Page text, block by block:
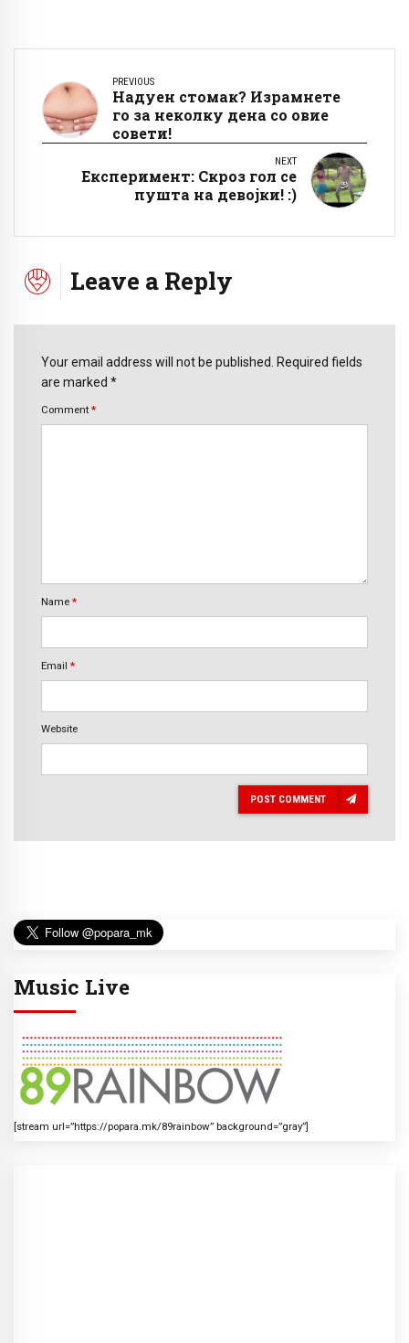
PREVIOUS
Надуен стомак? Израмнете
го за неколку дена со овие
совети!
NEXT
Експеримент: Скроз гол се
пушта на девојки! :)
Leave a Reply
Your email address will not be published. Required fields
are marked *
Comment *
Name *
Email *
Website
POST COMMENT
Music Live
[stream url=”https://popara.mk/89rainbow” background=”gray”]